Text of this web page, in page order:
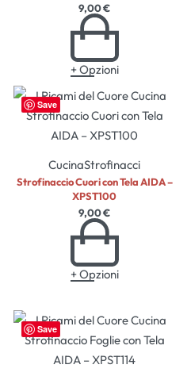
9,00€
+ Opzioni
Save
CucinaStrofinacci
Strofinaccio Cuori con Tela AIDA –
XPST100
9,00€
+ Opzioni
Save